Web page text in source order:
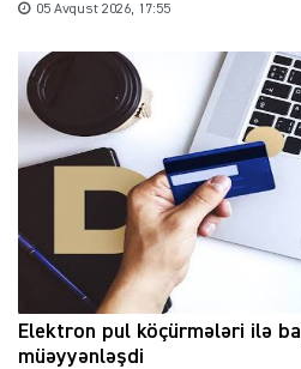
05 Avqust 2026, 17:55
Elektron pul köçürmələri ilə
müəyyənləşdi